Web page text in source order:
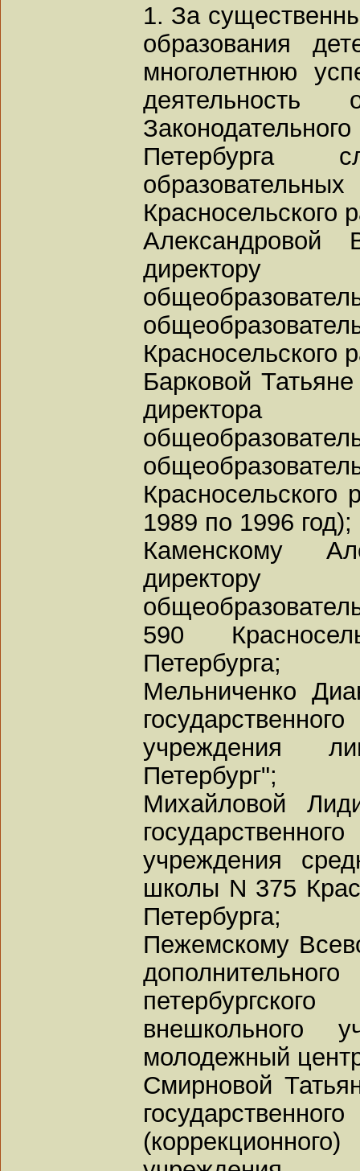
1. За
образования
многолетнюю
деятельность
Петербурга
Красносельского
Александровой
директору
Красносельского
Барковой
директора
Красносельского
1989 по 1996 год);
Каменскому
директору
590
Петербурга;
Мельниченко
учреждения
Петербург";
Михайловой
учреждения
школы N 375
Петербурга;
Пежемскому
внешкольного
молодежный
Смирновой